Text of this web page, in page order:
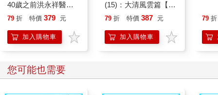
40歲之前洪永祥醫師
就告訴我這些事
79 折 特價 379 元
加入購物車
(15)：大清風雲篇【萌
貓漫畫學歷史】
79 折 特價 387 元
加入購物車
79 折
您可能也需要